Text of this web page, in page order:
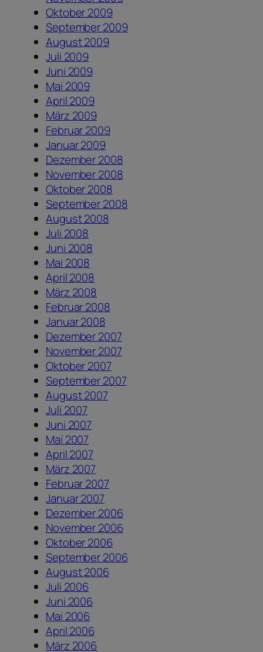
Oktober 2009
September 2009
August 2009
Juli 2009
Juni 2009
Mai 2009
April 2009
März 2009
Februar 2009
Januar 2009
Dezember 2008
November 2008
Oktober 2008
September 2008
August 2008
Juli 2008
Juni 2008
Mai 2008
April 2008
März 2008
Februar 2008
Januar 2008
Dezember 2007
November 2007
Oktober 2007
September 2007
August 2007
Juli 2007
Juni 2007
Mai 2007
April 2007
März 2007
Februar 2007
Januar 2007
Dezember 2006
November 2006
Oktober 2006
September 2006
August 2006
Juli 2006
Juni 2006
Mai 2006
April 2006
März 2006